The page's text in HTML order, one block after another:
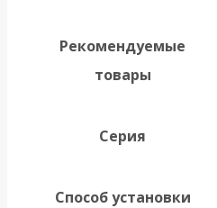
Рекомендуемые
товары
Серия
Способ установки